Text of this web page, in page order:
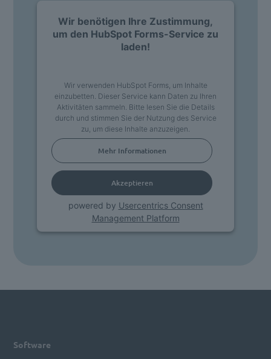
Wir benötigen Ihre Zustimmung,
um den HubSpot Forms-Service zu
laden!
Wir verwenden HubSpot Forms, um Inhalte
einzubetten. Dieser Service kann Daten zu Ihren
Aktivitäten sammeln. Bitte lesen Sie die Details
durch und stimmen Sie der Nutzung des Service
zu, um diese Inhalte anzuzeigen.
Mehr Informationen
Akzeptieren
powered by Usercentrics Consent
Management Platform
Software